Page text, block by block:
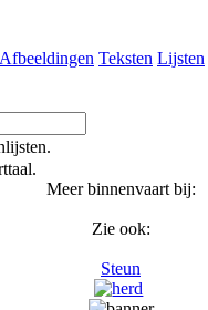
Afbeeldingen Teksten Lijsten
Meer binnenvaart bij:
Zie ook:
Steun